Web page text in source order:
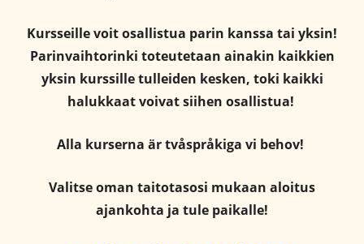
Kursseille voit osallistua parin kanssa tai yksin!
Parinvaihtorinki toteutetaan ainakin kaikkien
yksin kurssille tulleiden kesken, toki kaikki
halukkaat voivat siihen osallistua!
Alla kurserna är tvåspråkiga vi behov!
Valitse oman taitotasosi mukaan aloitus
ajankohta ja tule paikalle!